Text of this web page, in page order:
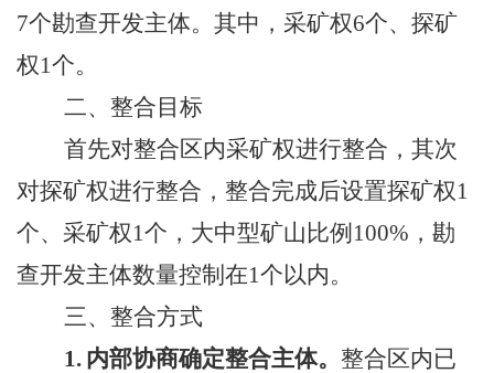
7个勘查开发主体。其中，采矿权6个、探矿
权1个。
二、整合目标
首先对整合区内采矿权进行整合，其次
对探矿权进行整合，整合完成后设置探矿权1
个、采矿权1个，大中型矿山比例 100% ，勘
查开发主体数量控制在1个以内。
三、整合方式
1. 内部协商确定整合主体。 整合区内已